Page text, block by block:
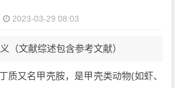
2023-03-29 08:03
（文献综述包含参考文献）
质又名甲壳胺，是甲壳类动物(如虾、